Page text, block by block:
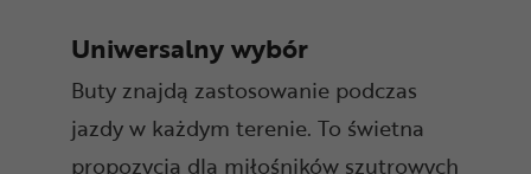
Uniwersalny wybór
Buty znajdą zastosowanie podczas
jazdy w każdym terenie. To świetna
propozycja dla miłośników szutrowych